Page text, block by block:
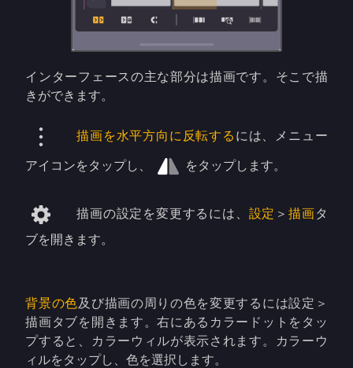
インターフェースの主な部分は描画です。そこで描
きができます。
描画を水平方向に反転する には、メニュー
アイコンをタップし、 をタップします。
描画の設定を変更するには、 設定 ＞ 描画タ
ブを開きます。
背景の色及び描画の周りの色を変更するには設定＞
描画タブを開きます。右にあるカラードットをタッ
プすると、カラーウィルが表示されます。カラーウ
ィルをタップし、色を選択します。